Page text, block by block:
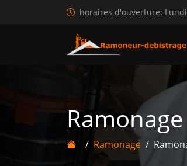
horaires d'ouverture:
Ramonage